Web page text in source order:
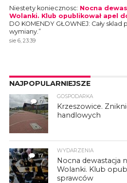
Niestety koniecznosc: Nocna
Wolanki. Klub opublikował apel
DO KOMENDY GŁOWNEJ: Cały
wymiany. ”
sie 6, 23:39
NAJPOPULARNIEJSZE
7
GOSPODARKA
Krzeszowice.
handlowych
17
WYDARZENIA
Nocna dewastacja
Wolanki. Klub
sprawców